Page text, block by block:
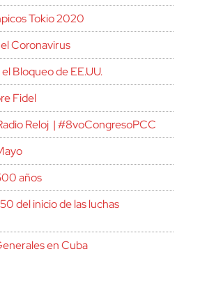
Tokio 2020
Coronavirus
Bloqueo de EE.UU.
Fidel
Reloj | #8voCongresoPCC
años
del inicio de las luchas
en Cuba